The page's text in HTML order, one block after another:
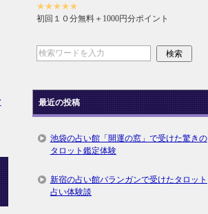
★★★★★
初回１０分無料＋1000円分ポイント
最近の投稿
池袋の占い館「開運の窓」で受けた驚きの
タロット鑑定体験
新宿の占い館バランガンで受けたタロット
占い体験談